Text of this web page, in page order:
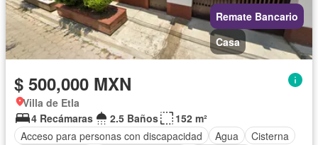
Remate Bancario
Casa
$ 500,000 MXN
Villa de Etla
4 Recámaras
2.5 Baños
152 m²
Acceso para personas con discapacidad
Agua
Cisterna